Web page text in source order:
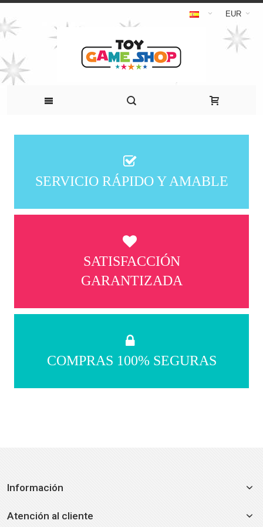
EUR
SERVICIO RÁPIDO Y AMABLE
SATISFACCIÓN
GARANTIZADA
COMPRAS 100% SEGURAS
Información
Atención al cliente